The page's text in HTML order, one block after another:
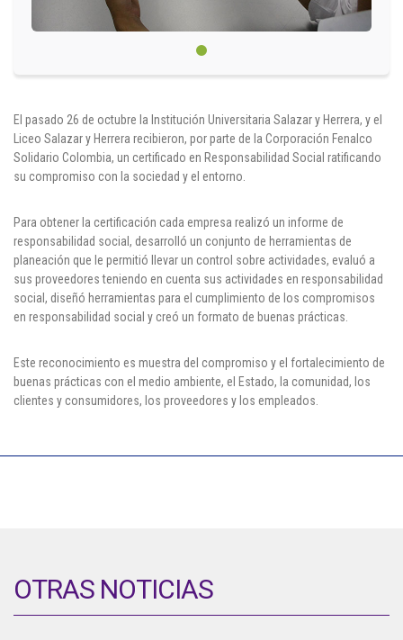
El pasado 26 de octubre la Institución Universitaria Salazar y Herrera, y el
Liceo Salazar y Herrera recibieron, por parte de la Corporación Fenalco
Solidario Colombia, un certificado en Responsabilidad Social ratificando
su compromiso con la sociedad y el entorno.
Para obtener la certificación cada empresa realizó un informe de
responsabilidad social, desarrolló un conjunto de herramientas de
planeación que le permitió llevar un control sobre actividades, evaluó a
sus proveedores teniendo en cuenta sus actividades en responsabilidad
social, diseñó herramientas para el cumplimiento de los compromisos
en responsabilidad social y creó un formato de buenas prácticas.
Este reconocimiento es muestra del compromiso y el fortalecimiento de
buenas prácticas con el medio ambiente, el Estado, la comunidad, los
clientes y consumidores, los proveedores y los empleados.
OTRAS NOTICIAS
Comunícate con nosotros
Línea de Atención al Cliente
+574 460 07 07
Cl 42 C 86-17
Medellín - Colombia - Suramérica